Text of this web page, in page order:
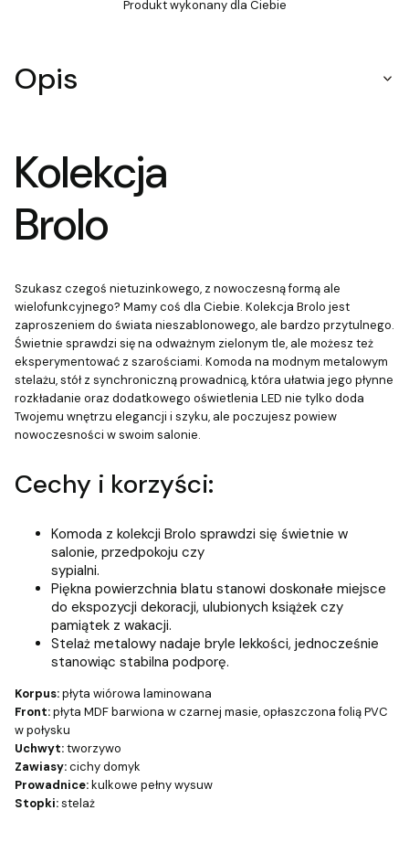
Produkt wykonany dla Ciebie
Opis
Kolekcja
Brolo
Szukasz czegoś nietuzinkowego, z nowoczesną formą ale
wielofunkcyjnego? Mamy coś dla Ciebie. Kolekcja Brolo jest
zaproszeniem do świata nieszablonowego, ale bardzo przytulnego.
Świetnie sprawdzi się na odważnym zielonym tle, ale możesz też
eksperymentować z szarościami. Komoda na modnym metalowym
stelażu, stół z synchroniczną prowadnicą, która ułatwia jego płynne
rozkładanie oraz dodatkowego oświetlenia LED nie tylko doda
Twojemu wnętrzu elegancji i szyku, ale poczujesz powiew
nowoczesności w swoim salonie.
Cechy i korzyści:
Komoda z kolekcji Brolo sprawdzi się świetnie w
salonie, przedpokoju czy
sypialni.
Piękna powierzchnia blatu stanowi doskonałe miejsce
do ekspozycji dekoracji, ulubionych książek czy
pamiątek z wakacji.
Stelaż metalowy nadaje bryle lekkości, jednocześnie
stanowiąc stabilna podporę.
Korpus:płyta wiórowa laminowana
Front:płyta MDF barwiona w czarnej masie, opłaszczona folią PVC
w połysku
Uchwyt:tworzywo
Zawiasy:cichy domyk
Prowadnice:kulkowe pełny wysuw
Stopki:stelaż